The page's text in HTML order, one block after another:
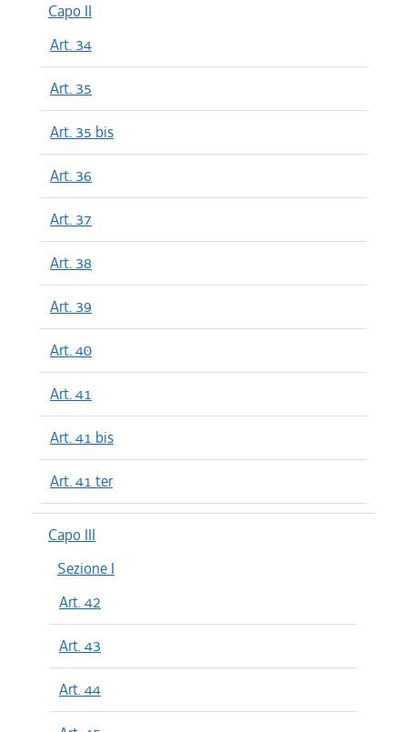
Capo II
Art. 34
Art. 35
Art. 35 bis
Art. 36
Art. 37
Art. 38
Art. 39
Art. 40
Art. 41
Art. 41 bis
Art. 41 ter
Capo III
Sezione I
Art. 42
Art. 43
Art. 44